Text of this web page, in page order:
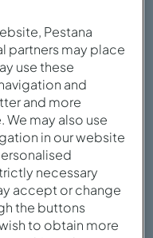
Ver galería
Pestana
partners may place
use these
and
and more
may also use
in our website
necessary
accept or change
the buttons
to obtain more